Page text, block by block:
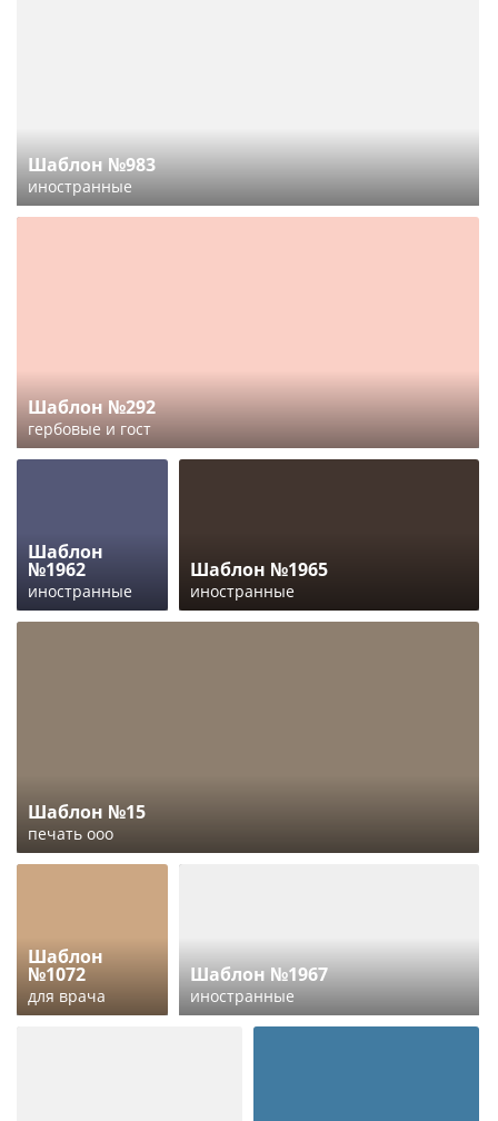
Шаблон №983
иностранные
Шаблон №292
гербовые и гост
Шаблон
№1962
иностранные
Шаблон №1965
иностранные
Шаблон №15
печать ооо
Шаблон
№1072
для врача
Шаблон №1967
иностранные